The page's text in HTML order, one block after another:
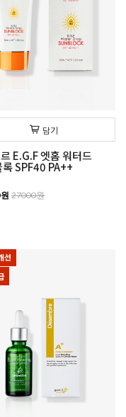
담기
E.G.F 엣홈 워터드
록 SPF40 PA++
27000원
선